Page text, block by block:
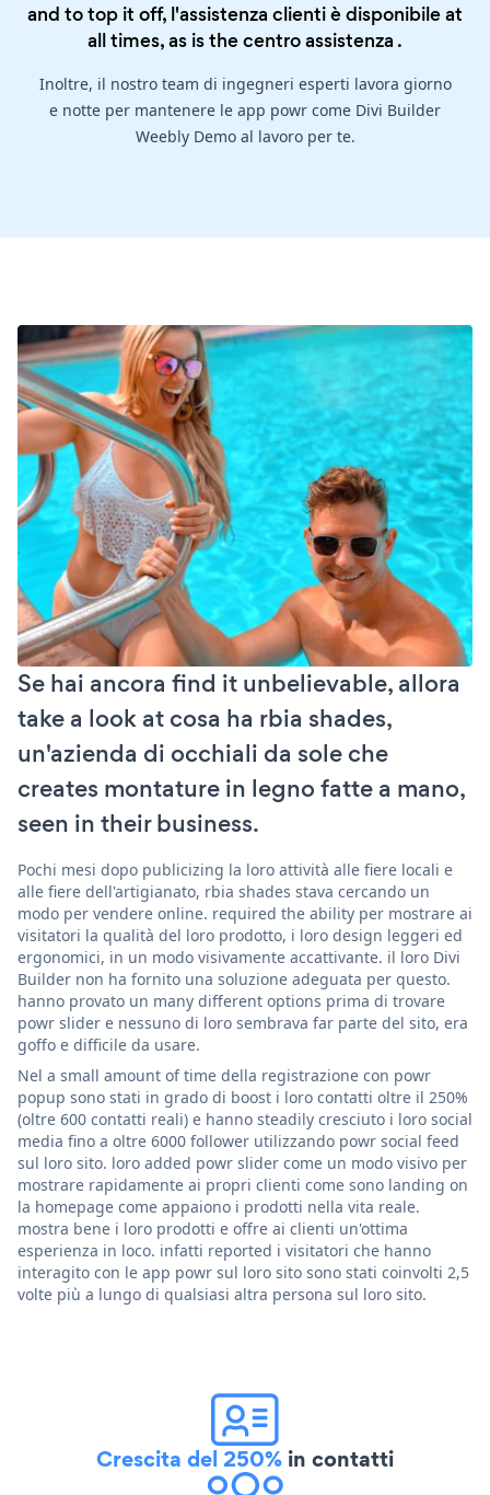
and to top it off, l'assistenza clienti è disponibile at
all times, as is thecentro assistenza .
Inoltre, il nostro team di ingegneri esperti lavora giorno
e notte per mantenere le app powr come Divi Builder
Weebly Demo al lavoro per te.
Se hai ancora find it unbelievable, allora
take a look at cosa ha rbia shades,
un'azienda di occhiali da sole che
creates montature in legno fatte a mano,
seen in their business.
Pochi mesi dopo publicizing la loro attività alle fiere locali e
alle fiere dell'artigianato, rbia shades stava cercando un
modo per vendere online. required the ability per mostrare ai
visitatori la qualità del loro prodotto, i loro design leggeri ed
ergonomici, in un modo visivamente accattivante. il loro Divi
Builder non ha fornito una soluzione adeguata per questo.
hanno provato un many different options prima di trovare
powr slider e nessuno di loro sembrava far parte del sito, era
goffo e difficile da usare.
Nel a small amount of time della registrazione con powr
popup sono stati in grado di boost i loro contatti oltre il 250%
(oltre 600 contatti reali) e hanno steadily cresciuto i loro social
media fino a oltre 6000 follower utilizzando powr social feed
sul loro sito. loro added powr slider come un modo visivo per
mostrare rapidamente ai propri clienti come sono landing on
la homepage come appaiono i prodotti nella vita reale.
mostra bene i loro prodotti e offre ai clienti un'ottima
esperienza in loco. infatti reported i visitatori che hanno
interagito con le app powr sul loro sito sono stati coinvolti 2,5
volte più a lungo di qualsiasi altra persona sul loro sito.
Crescita del 250% in contatti